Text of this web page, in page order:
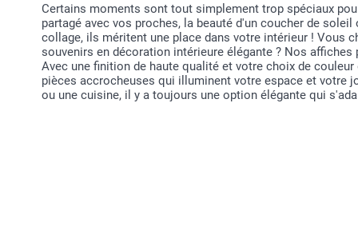
Certains moments sont tout simplement trop spéciaux
partagé avec vos proches, la beauté d'un coucher de
collage, ils méritent une place dans votre intérieur ! Vous
souvenirs en décoration intérieure élégante ? Nos
Avec une finition de haute qualité et votre choix de
pièces accrocheuses qui illuminent votre espace et votre
ou une cuisine, il y a toujours une option élégante qui